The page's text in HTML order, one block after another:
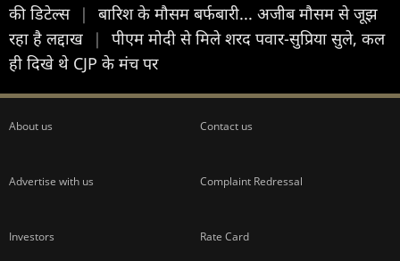
की डिटेल्स |
बारिश के मौसम बर्फबारी... अजीब मौसम से जूझ
रहा है लद्दाख
|
पीएम मोदी से मिले शरद पवार-सुप्रिया सुले, कल
ही दिखे थे CJP के मंच पर
About us Contact us
Advertise with us Complaint Redressal
Investors Rate Card